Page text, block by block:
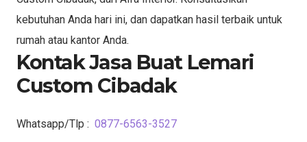
kebutuhan Anda hari ini, dan dapatkan hasil terbaik untuk
rumah atau kantor Anda.
Kontak Jasa Buat Lemari
Custom Cibadak
Whatsapp/Tlp : 0877-6563-3527